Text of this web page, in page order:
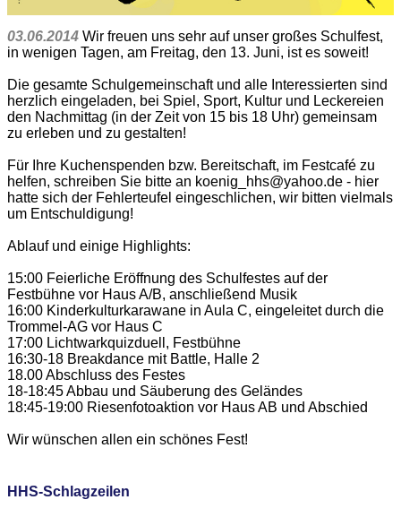
03.06.2014 Wir freuen uns sehr auf unser großes Schulfest,
in wenigen Tagen, am Freitag, den 13. Juni, ist es soweit!
Die gesamte Schulgemeinschaft und alle Interessierten sind
herzlich eingeladen, bei Spiel, Sport, Kultur und Leckereien
den Nachmittag (in der Zeit von 15 bis 18 Uhr) gemeinsam
zu erleben und zu gestalten!
Für Ihre Kuchenspenden bzw. Bereitschaft, im Festcafé zu
helfen, schreiben Sie bitte an koenig_hhs@yahoo.de - hier
hatte sich der Fehlerteufel eingeschlichen, wir bitten vielmals
um Entschuldigung!
Ablauf und einige Highlights:
15:00 Feierliche Eröffnung des Schulfestes auf der
Festbühne vor Haus A/B, anschließend Musik
16:00 Kinderkulturkarawane in Aula C, eingeleitet durch die
Trommel-AG vor Haus C
17:00 Lichtwarkquizduell, Festbühne
16:30-18 Breakdance mit Battle, Halle 2
18.00 Abschluss des Festes
18-18:45 Abbau und Säuberung des Geländes
18:45-19:00 Riesenfotoaktion vor Haus AB und Abschied
Wir wünschen allen ein schönes Fest!
HHS-Schlagzeilen